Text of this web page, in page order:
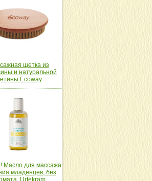
щетка из
и натуральной
Масло для массажа
младенцев, без
Urtekram